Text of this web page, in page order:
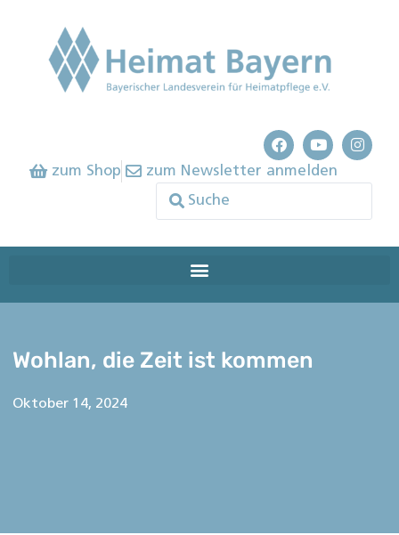
zum Shop zum Newsletter anmelden
Wohlan, die Zeit ist kommen
Oktober 14, 2024